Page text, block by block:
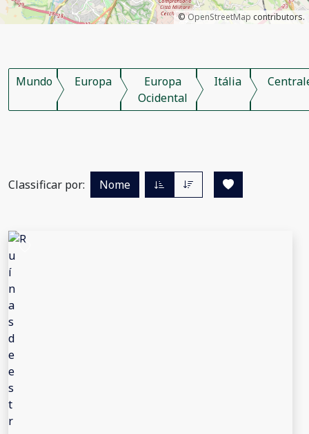
©OpenStreetMap contributors.
Mundo Europa
Europa
Ocidental
Itália
Classificar por: Nome